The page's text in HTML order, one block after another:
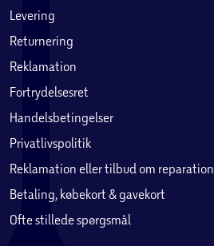
Levering
Returnering
Reklamation
Fortrydelsesret
Handelsbetingelser
Privatlivspolitik
Reklamation eller tilbud om reparation
Betaling, købekort & gavekort
Ofte stillede spørgsmål